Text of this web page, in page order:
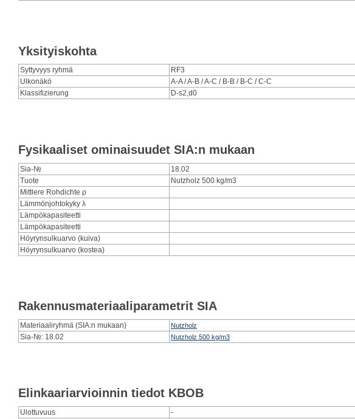
Yksityiskohta
Syttyvyys ryhmä
RF3
Ulkonäkö
A-A / A-B / A-C / B-B / B-C / C-C
Klassifizierung
D-s2,d0
Fysikaaliset ominaisuudet SIA:n mukaan
Sia-№
18.02
Tuote
Nutzholz 500 kg/m3
Mittlere Rohdichte ρ
Lämmönjohtokyky λ
Lämpökapasiteetti
Lämpökapasiteetti
Höyrynsulkuarvo (kuiva)
Höyrynsulkuarvo (kostea)
Rakennusmateriaaliparametrit SIA
Materiaaliryhmä (SIA:n mukaan) Nutzholz
Sia-№: 18.02 Nutzholz 500 kg/m3
Elinkaariarvioinnin tiedot KBOB
Ulottuvuus
-